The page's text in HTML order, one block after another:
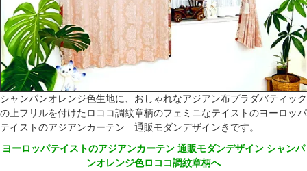
シャンパンオレンジ色生地に、おしゃれなアジアン布プラダバティック
の上フリルを付けたロココ調紋章柄のフェミニなテイストのヨーロッパ
テイストのアジアンカーテン 通販モダンデザインきです。
ヨーロッパテイストのアジアンカーテン 通販モダンデザイン シャンパ
ンオレンジ色ロココ調紋章柄へ